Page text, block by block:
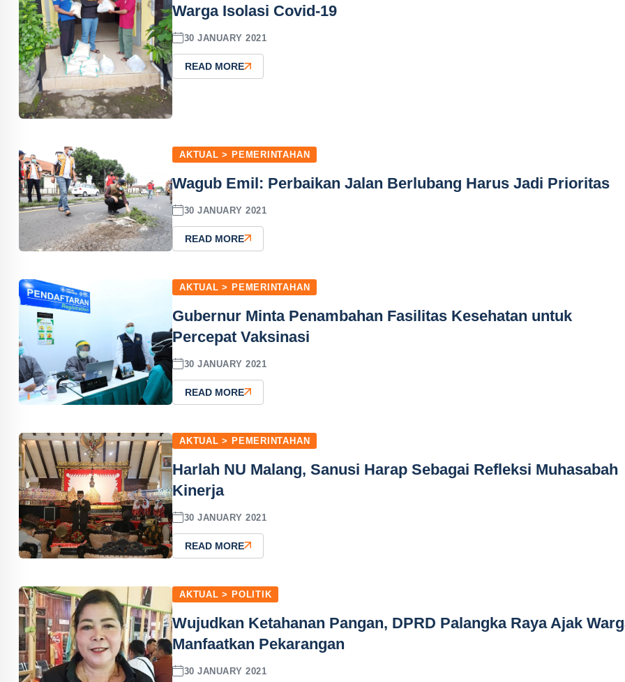
Warga Isolasi Covid-19
30 JANUARY 2021
READ MORE
AKTUAL > PEMERINTAHAN
Wagub Emil: Perbaikan Jalan Berlubang Harus Jadi Prioritas
30 JANUARY 2021
READ MORE
AKTUAL > PEMERINTAHAN
Gubernur Minta Penambahan Fasilitas Kesehatan untuk
Percepat Vaksinasi
30 JANUARY 2021
READ MORE
AKTUAL > PEMERINTAHAN
Harlah NU Malang, Sanusi Harap Sebagai Refleksi Muhasabah
Kinerja
30 JANUARY 2021
READ MORE
AKTUAL > POLITIK
Wujudkan Ketahanan Pangan, DPRD Palangka Raya Ajak
Manfaatkan Pekarangan
30 JANUARY 2021